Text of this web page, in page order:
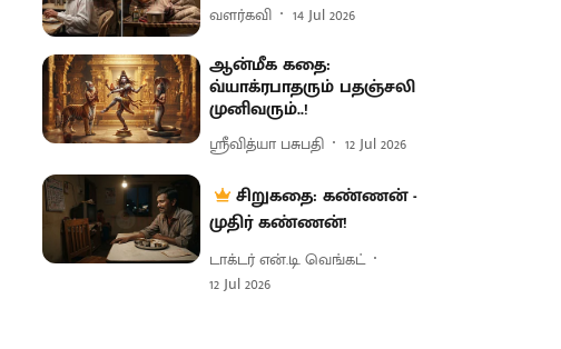
வளர்கவி 14 Jul 2026
ஆன்மீக கதை:
வ்யாக்ரபாதரும் பதஞ்சலி
முனிவரும்..!
ஸ்ரீவித்யா பசுபதி 12 Jul 2026
சிறுகதை: கண்ணன் -
முதிர் கண்ணன்!
டாக்டர் என்.டி. வெங்கட்
12 Jul 2026